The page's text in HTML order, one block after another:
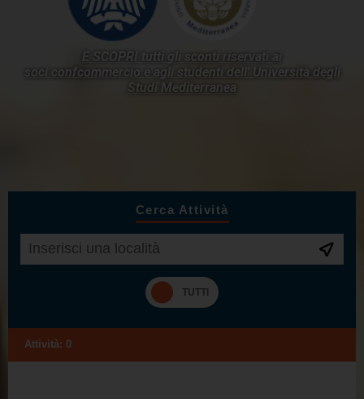
E SCOPRI tutti gli sconti riservati ai
soci confcommercio e agli studenti dell'
Università degli
Studi Mediterranea
Cerca Attività
Attività: 0